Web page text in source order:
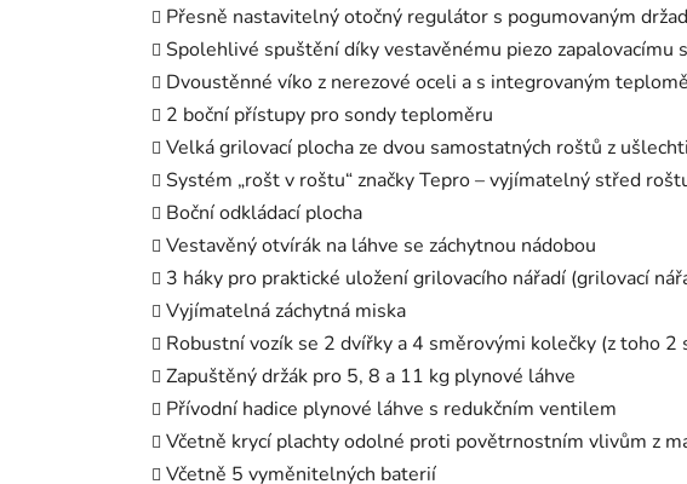
Přesně nastavitelný otočný regulátor s pogumovaným
Spolehlivé spuštění díky vestavěnému piezo zapalovacímu
Dvoustěnné víko z nerezové oceli a s integrovaným
2 boční přístupy pro sondy teploměru
Velká grilovací plocha ze dvou samostatných roštů z
Systém „rošt v roštu“ značky Tepro – vyjímatelný střed
Boční odkládací plocha
Vestavěný otvírák na láhve se záchytnou nádobou
3 háky pro praktické uložení grilovacího nářadí (grilovací
Vyjímatelná záchytná miska
Robustní vozík se 2 dvířky a 4 směrovými kolečky (z toho 2
Zapuštěný držák pro 5, 8 a 11 kg plynové láhve
Přívodní hadice plynové láhve s redukčním ventilem
Včetně krycí plachty odolné proti povětrnostním vlivům z
Včetně 5 vyměnitelných baterií